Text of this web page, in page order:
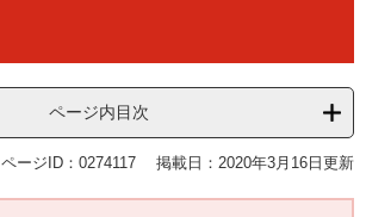
ページ内目次
ページID：0274117 掲載日：2020年3月16日更新